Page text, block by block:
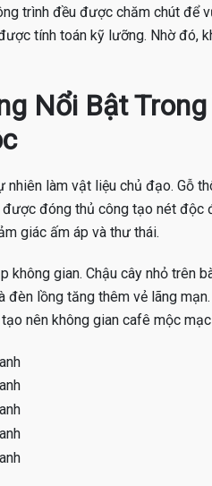
trình đều được chăm chút để
tính toán kỹ lưỡng. Nhờ đó,
Nổi Bật Trong
nhiên làm vật liệu chủ đạo. Gỗ
đóng thủ công tạo nét độc
giác ấm áp và thư thái.
không gian. Chậu cây nhỏ trên
đèn lồng tăng thêm vẻ lãng
nên không gian cafê mộc